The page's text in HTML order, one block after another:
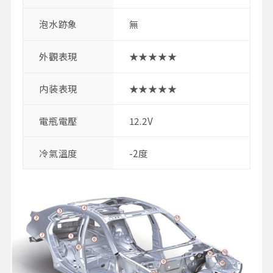
泡水跡象 無
外觀表現 ★★★★★
内装表現 ★★★★★
電瓶電壓 12.2V
冷氣溫度 -2度